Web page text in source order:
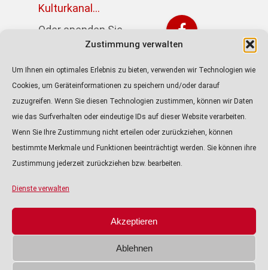
Zustimmung verwalten
Um Ihnen ein optimales Erlebnis zu bieten, verwenden wir Technologien wie
Cookies, um Geräteinformationen zu speichern und/oder darauf
zuzugreifen. Wenn Sie diesen Technologien zustimmen, können wir Daten
wie das Surfverhalten oder eindeutige IDs auf dieser Website verarbeiten.
Wenn Sie Ihre Zustimmung nicht erteilen oder zurückziehen, können
bestimmte Merkmale und Funktionen beeinträchtigt werden. Sie können ihre
Zustimmung jederzeit zurückziehen bzw. bearbeiten.
Dienste verwalten
Akzeptieren
Ablehnen
8. JUNI 2025
Neuer Sound: Jugendkammerchor Ingolstadt
verzaubert mit „Thank you for the Music“ in der
Audio-
Kulturkanal...
Oder spenden Sie
direkt über PayPal:
Achtung! Der Link
führt zur externen
Seite von Paypal.
KULTURTIPP
IMPRESSUM
DATENSCHUTZ